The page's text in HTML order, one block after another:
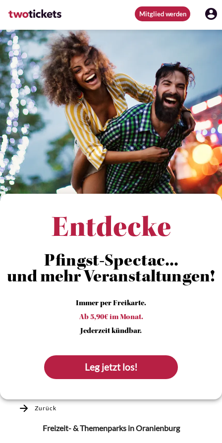
Mitglied werden
Entdecke
Pfingst-Spectac...
und mehr Veranstaltungen!
Immer per Freikarte.
Ab 5,90€ im Monat.
Jederzeit kündbar.
Leg jetzt los!
Zurück
Freizeit- & Themenparksin Oranienburg